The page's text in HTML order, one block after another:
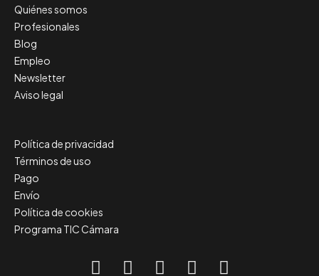
Quiénes somos
Profesionales
Blog
Empleo
Newsletter
Aviso legal
Política de privacidad
Términos de uso
Pago
Envío
Política de cookies
Programa TIC Cámara